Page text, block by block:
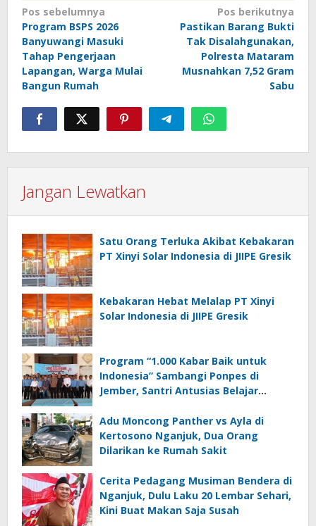
Navigasi
pos
Pos sebelumnya
Program BSPS 2026
Banyuwangi Masuki
Tahap Pengerjaan
Lapangan, Warga Mulai
Bangun Rumah
Pos berikutnya
Pastikan Barang Bukti
Tak Disalahgunakan,
Polresta Mataram
Musnahkan 7,52 Gram
Sabu
Jangan Lewatkan
Satu Orang Terluka Akibat Kebakaran
PT Xinyi Solar Indonesia di JIIPE Gresik
Kebakaran Hebat Melalap PT Xinyi
Solar Indonesia di JIIPE Gresik
Program “1.000 Kabar Baik untuk
Indonesia” Sambangi Ponpes di
Jember, Santri Antusias Belajar
Adu Moncong Panther vs Ayla di
Kertosono Nganjuk, Dua Orang
Dilarikan ke Rumah Sakit
Cerita Pedagang Musiman Bendera di
Nganjuk, Dulu Laku 20 Lembar Sehari,
Kini Buat Makan Saja Susah